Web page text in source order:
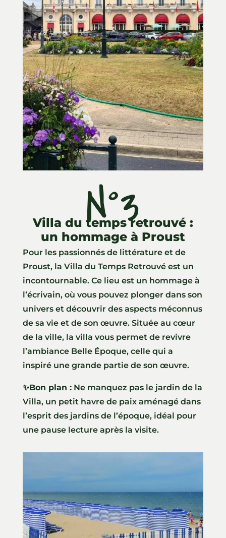
N°3
Villa du temps retrouvé :
un hommage à Proust
Pour les passionnés de littérature et de
Proust, la Villa du Temps Retrouvé est un
incontournable. Ce lieu est un hommage à
l’écrivain, où vous pouvez plonger dans son
univers et découvrir des aspects méconnus
de sa vie et de son œuvre. Située au cœur
de la ville, la villa vous permet de revivre
l’ambiance Belle Époque, celle qui a
inspiré une grande partie de son œuvre.
✨Bon plan :Ne manquez pas le jardin de la
Villa, un petit havre de paix aménagé dans
l’esprit des jardins de l’époque, idéal pour
une pause lecture après la visite.